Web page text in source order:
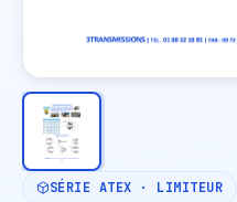
SÉRIE ATEX · LIMITEUR